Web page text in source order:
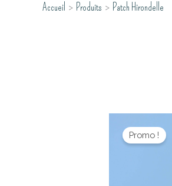
Accueil Produits Patch Hirondelle
Promo !